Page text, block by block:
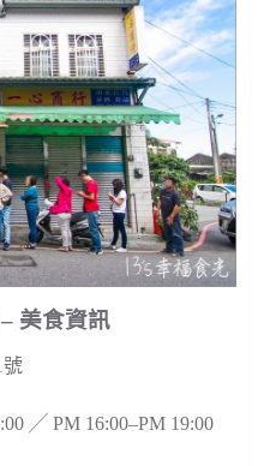
美食資訊
號
╱ PM 16:00–PM 19:00